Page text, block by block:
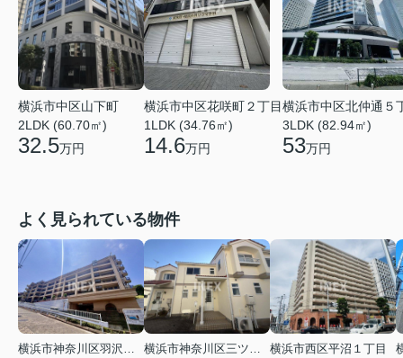
横浜市中区山下町
2LDK (60.70㎡)
32.5万円
横浜市中区花咲町２丁目
1LDK (34.76㎡)
14.6万円
横浜市中区北仲通５
3LDK (82.94㎡)
53万円
よく見られている物件
横浜市神奈川区羽沢南１丁目
横浜市神奈川区三ツ沢上町
横浜市西区平沼１丁目